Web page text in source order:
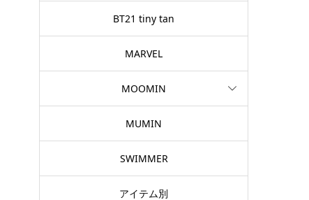
BT21 tiny tan
MARVEL
MOOMIN
MUMIN
SWIMMER
アイテム別